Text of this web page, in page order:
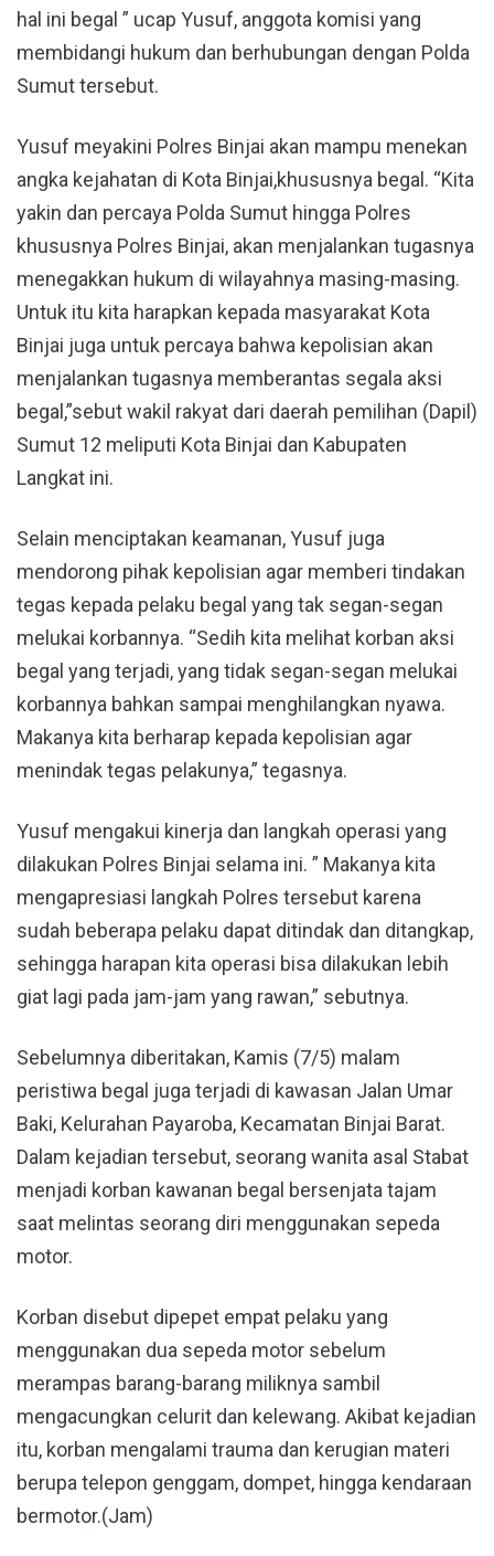
hal ini begal ” ucap Yusuf, anggota komisi yang
membidangi hukum dan berhubungan dengan Polda
Sumut tersebut.
Yusuf meyakini Polres Binjai akan mampu menekan
angka kejahatan di Kota Binjai,khususnya begal. “Kita
yakin dan percaya Polda Sumut hingga Polres
khususnya Polres Binjai, akan menjalankan tugasnya
menegakkan hukum di wilayahnya masing-masing.
Untuk itu kita harapkan kepada masyarakat Kota
Binjai juga untuk percaya bahwa kepolisian akan
menjalankan tugasnya memberantas segala aksi
begal,”sebut wakil rakyat dari daerah pemilihan (Dapil)
Sumut 12 meliputi Kota Binjai dan Kabupaten
Langkat ini.
Selain menciptakan keamanan, Yusuf juga
mendorong pihak kepolisian agar memberi tindakan
tegas kepada pelaku begal yang tak segan-segan
melukai korbannya. “Sedih kita melihat korban aksi
begal yang terjadi, yang tidak segan-segan melukai
korbannya bahkan sampai menghilangkan nyawa.
Makanya kita berharap kepada kepolisian agar
menindak tegas pelakunya,” tegasnya.
Yusuf mengakui kinerja dan langkah operasi yang
dilakukan Polres Binjai selama ini. ” Makanya kita
mengapresiasi langkah Polres tersebut karena
sudah beberapa pelaku dapat ditindak dan ditangkap,
sehingga harapan kita operasi bisa dilakukan lebih
giat lagi pada jam-jam yang rawan,” sebutnya.
Sebelumnya diberitakan, Kamis (7/5) malam
peristiwa begal juga terjadi di kawasan Jalan Umar
Baki, Kelurahan Payaroba, Kecamatan Binjai Barat.
Dalam kejadian tersebut, seorang wanita asal Stabat
menjadi korban kawanan begal bersenjata tajam
saat melintas seorang diri menggunakan sepeda
motor.
Korban disebut dipepet empat pelaku yang
menggunakan dua sepeda motor sebelum
merampas barang-barang miliknya sambil
mengacungkan celurit dan kelewang. Akibat kejadian
itu, korban mengalami trauma dan kerugian materi
berupa telepon genggam, dompet, hingga kendaraan
bermotor.(Jam)